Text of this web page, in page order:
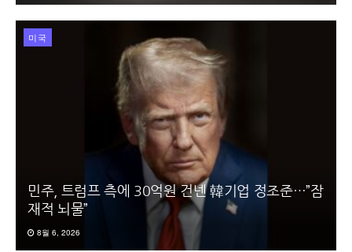
미국
민주, 트럼프 측에 30억원 건넨 韓기업 정조준…”잠
재적 뇌물”
8월 6, 2026